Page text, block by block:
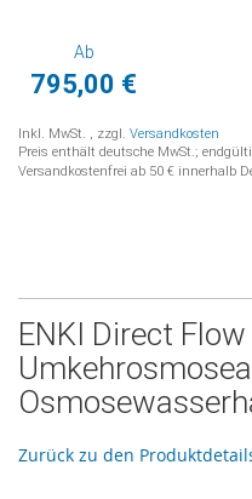
Ab
795,00 €
Inkl. MwSt. , zzgl. Versandkosten
Preis enthält deutsche MwSt.;
Versandkostenfrei ab 50 € innerhalb
ENKI Direct Flow
Zurück zu den